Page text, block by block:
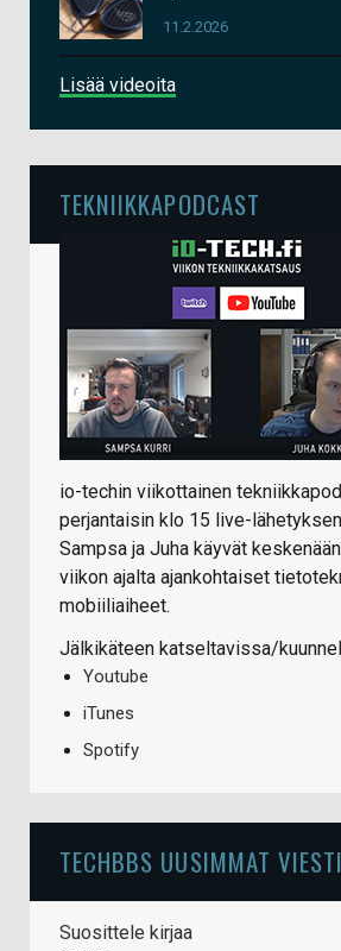
11.2.2026
Lisää videoita
TEKNIIKKAPODCAST
io-techin viikottainen
perjantaisin klo 15 live-
Sampsa ja Juha käyvät
viikon ajalta ajankohtaiset
mobiiliaiheet.
Jälkikäteen katseltavissa/
Youtube
iTunes
Spotify
TECHBBS UUSIMMAT
Suosittele kirjaa